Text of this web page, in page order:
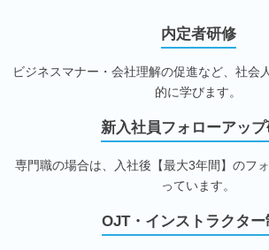
内定者研修
ビジネスマナー・会社理解の促進など、社会
的に学びます。
新入社員フォローアッ
専門職の場合は、入社後【最大3年間】のフ
っています。
OJT・インストラクター